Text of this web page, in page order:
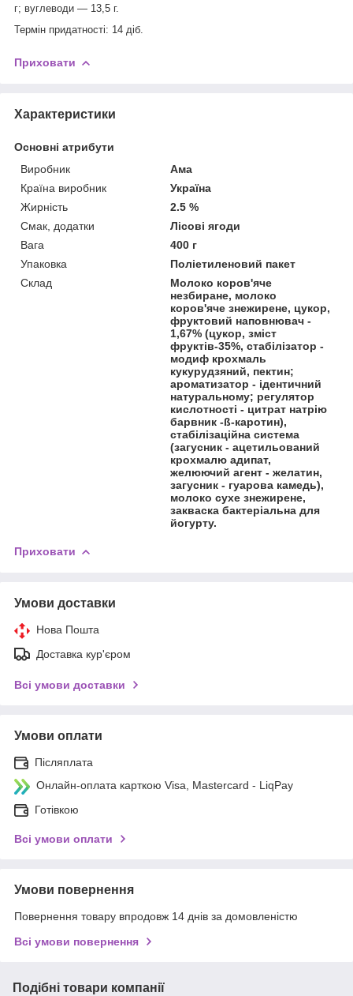
г; вуглеводи — 13,5 г.
Термін придатності: 14 діб.
Приховати
Характеристики
Основні атрибути
Виробник
Ама
Країна виробник
Україна
Жирність
2.5 %
Смак, додатки
Лісові ягоди
Вага
400 г
Упаковка
Поліетиленовий пакет
Склад
Молоко коров'яче
незбиране, молоко
коров'яче знежирене, цукор,
фруктовий наповнювач -
1,67% (цукор, зміст
фруктів-35%, стабілізатор -
модиф крохмаль
кукурудзяний, пектин;
ароматизатор - ідентичний
натуральному; регулятор
кислотності - цитрат натрію
барвник -ß-каротин),
стабілізаційна система
(загусник - ацетильований
крохмалю адипат,
желюючий агент - желатин,
загусник - гуарова камедь),
молоко сухе знежирене,
закваска бактеріальна для
йогурту.
Приховати
Умови доставки
Нова Пошта
Доставка кур'єром
Всі умови доставки
Умови оплати
Післяплата
Онлайн-оплата карткою Visa, Mastercard - LiqPay
Готівкою
Всі умови оплати
Умови повернення
Повернення товару впродовж 14 днів за домовленістю
Всі умови повернення
Подібні товари компанії